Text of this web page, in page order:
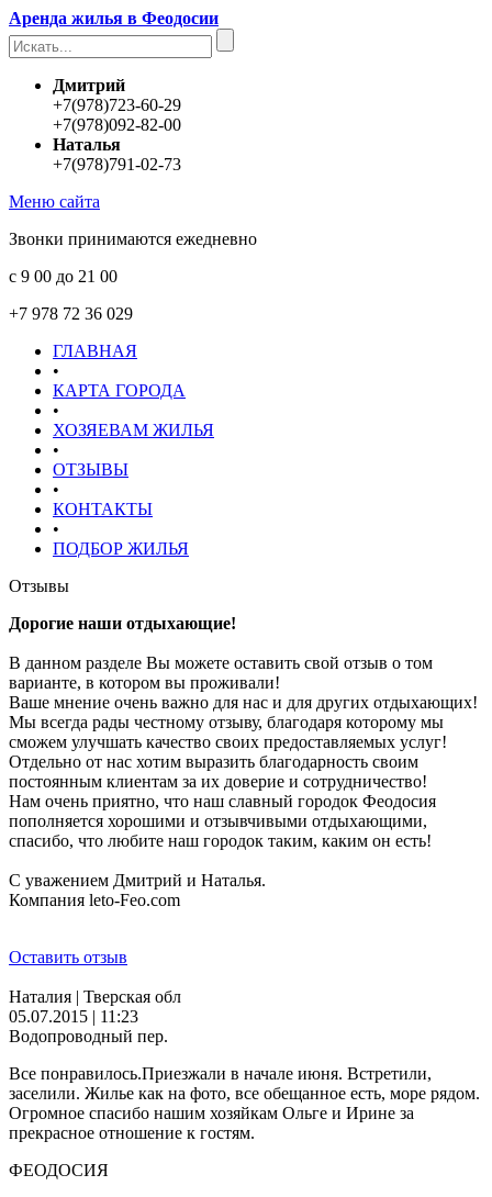
Аренда жилья в Феодосии
Дмитрий
+7(978)723-60-29
+7(978)092-82-00
Наталья
+7(978)791-02-73
Меню сайта
Звонки принимаются ежедневно
с 9 00 до 21 00
+7 978 72 36 029
ГЛАВНАЯ
•
КАРТА ГОРОДА
•
ХОЗЯЕВАМ ЖИЛЬЯ
•
ОТЗЫВЫ
•
КОНТАКТЫ
•
ПОДБОР ЖИЛЬЯ
Отзывы
Дорогие наши отдыхающие!
В данном разделе Вы можете оставить свой отзыв о том
варианте, в котором вы проживали!
Ваше мнение очень важно для нас и для других отдыхающих!
Мы всегда рады честному отзыву, благодаря которому мы
сможем улучшать качество своих предоставляемых услуг!
Отдельно от нас хотим выразить благодарность своим
постоянным клиентам за их доверие и сотрудничество!
Нам очень приятно, что наш славный городок Феодосия
пополняется хорошими и отзывчивыми отдыхающими,
спасибо, что любите наш городок таким, каким он есть!
С уважением Дмитрий и Наталья.
Компания leto-Feo.com
Оставить отзыв
Наталия | Тверская обл
05.07.2015 | 11:23
Водопроводный пер.
Все понравилось.Приезжали в начале июня. Встретили,
заселили. Жилье как на фото, все обещанное есть, море рядом.
Огромное спасибо нашим хозяйкам Ольге и Ирине за
прекрасное отношение к гостям.
ФЕОДОСИЯ